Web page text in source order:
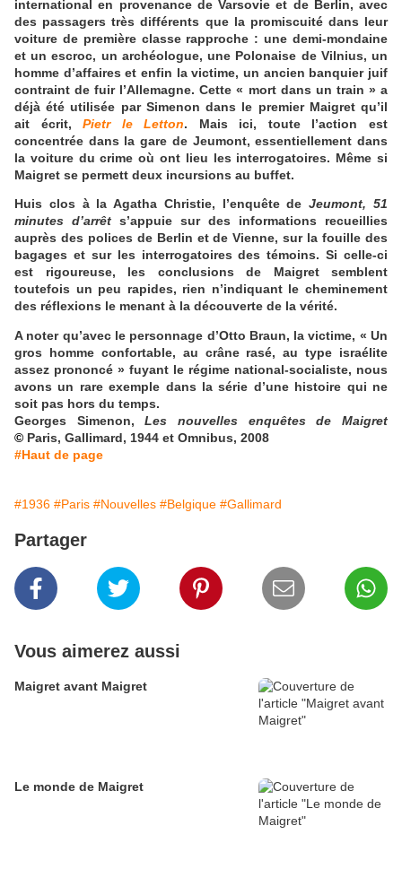
international en provenance de Varsovie et de Berlin, avec
des passagers très différents que la promiscuité dans leur
voiture de première classe rapproche : une demi-mondaine
et un escroc, un archéologue, une Polonaise de Vilnius, un
homme d’affaires et enfin la victime, un ancien banquier juif
contraint de fuir l’Allemagne. Cette « mort dans un train » a
déjà été utilisée par Simenon dans le premier Maigret qu’il
ait écrit,Pietr le Letton. Mais ici, toute l’action est
concentrée dans la gare de Jeumont, essentiellement dans
la voiture du crime où ont lieu les interrogatoires. Même si
Maigret se permett deux incursions au buffet.
Huis clos à la Agatha Christie, l’enquête deJeumont, 51
minutes d’arrêt s’appuie sur des informations recueillies
auprès des polices de Berlin et de Vienne, sur la fouille des
bagages et sur les interrogatoires des témoins. Si celle-ci
est rigoureuse, les conclusions de Maigret semblent
toutefois un peu rapides, rien n’indiquant le cheminement
des réflexions le menant à la découverte de la vérité.
Anoter qu’avec le personnage d’Otto Braun, la victime, « Un
gros homme confortable, au crâne rasé, au type israélite
assez prononcé » fuyant le régime national-socialiste, nous
avons un rare exemple dans la série d’une histoire qui ne
soit pas hors du temps.
Georges Simenon,Les nouvelles enquêtes de Maigret
© Paris, Gallimard, 1944 et Omnibus, 2008
#Haut de page
#1936 #Paris #Nouvelles #Belgique #Gallimard
Partager
Vous aimerez aussi
Maigret avant Maigret
Le monde de Maigret